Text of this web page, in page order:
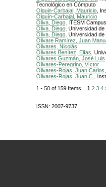
Tecnológico en Cómputo
Olguin-Carbajal, Mauricio ,
Olguín-Carbajal, Mauricio
Oliva, Diego , ITESM
Oliva, Diego , Universidad
Oliva, Diego , Universidad
Olivare Ramírez, Juan
Olivares, Nicolás
Olivares Benítez, Elías ,
Olivares Guzmán, José Luis
Olivares-Peregrino, Víctor
Olivares-Rojas, Juan Carlos
Olivares-Rojas, Juan C.
,
1 - 50 of 159 Items 1 2 3 4
ISSN: 2007-9737